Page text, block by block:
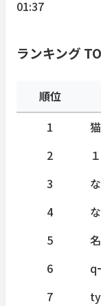
01:37
ランキング
順位
1
2
3
4
5
6
q
7